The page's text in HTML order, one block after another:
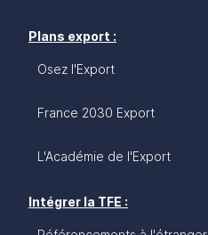
Plans export :
Osez l'Export
France 2030 Export
L'Académie de l'Export
Intégrer la TFE :